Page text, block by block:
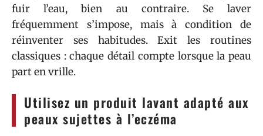
fuir l’eau, bien au contraire. Se laver
fréquemment s’impose, mais à condition de
réinventer ses habitudes. Exit les routines
classiques : chaque détail compte lorsque la peau
part en vrille.
Utilisez un produit lavant adapté aux
peaux sujettes à l’eczéma